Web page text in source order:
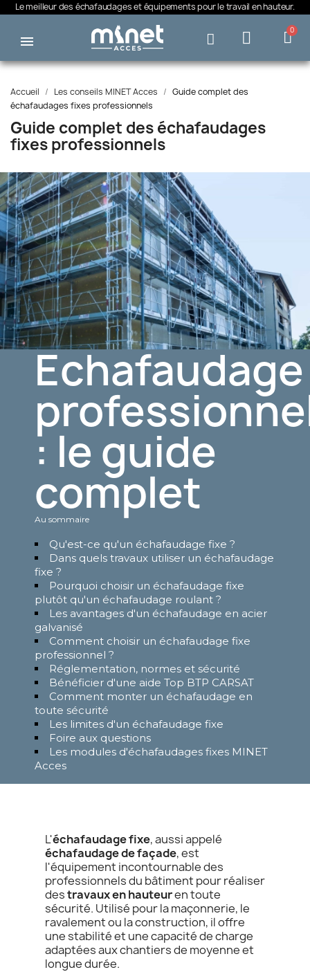
Le meilleur des échafaudages et équipements pour le travail en hauteur.
Accueil Les conseils MINET Acces
Guide complet des
échafaudages fixes professionnels
Guide complet des échafaudages
fixes professionnels
Echafaudage
: le guide
complet
Au sommaire
Qu'est-ce qu'un échafaudage fixe ?
Dans quels travaux utiliser un échafaudage
fixe ?
Pourquoi choisir un échafaudage fixe
plutôt qu'un échafaudage roulant ?
Les avantages d'un échafaudage en acier
galvanisé
Comment choisir un échafaudage fixe
professionnel ?
Réglementation, normes et sécurité
Bénéficier d'une aide Top BTP CARSAT
Comment monter un échafaudage en
toute sécurité
Les limites d'un échafaudage fixe
Foire aux questions
Les modules d'échafaudages fixes MINET
Acces
L'échafaudage fixe, aussi appelé
échafaudage de façade, est
l'équipement incontournable des
professionnels du bâtiment pour réaliser
destravaux en hauteuren toute
sécurité. Utilisé pour la maçonnerie, le
ravalement ou la construction, il offre
une stabilité et une capacité de charge
adaptées aux chantiers de moyenne et
longue durée.